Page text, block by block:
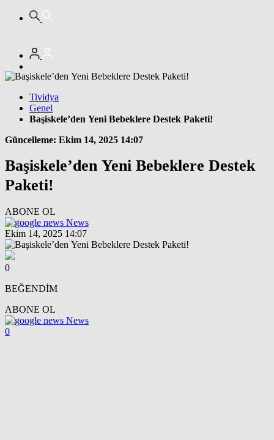
Tividya
Genel
Başiskele’den Yeni Bebeklere Destek Paketi!
Güncelleme: Ekim 14, 2025 14:07
Başiskele’den Yeni Bebeklere Destek
Paketi!
ABONE OL
News
Ekim 14, 2025 14:07
0
BEĞENDİM
ABONE OL
News
0